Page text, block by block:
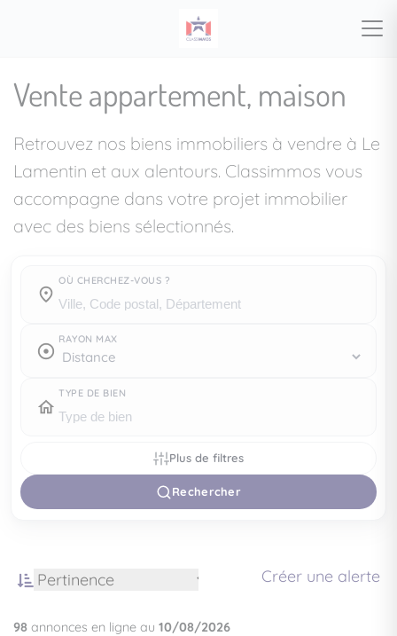
Vente appartement, maison
Retrouvez nos biens immobiliers à vendre à Le
Lamentin et aux alentours. Classimmos vous
accompagne dans votre projet immobilier
avec des biens sélectionnés.
OÙ CHERCHEZ-VOUS ?
Où cherchez-vous ?
RAYON MAX
TYPE DE BIEN
Plus de filtres
Rechercher
Créer une alerte
98 annonces en ligne au 10/08/2026